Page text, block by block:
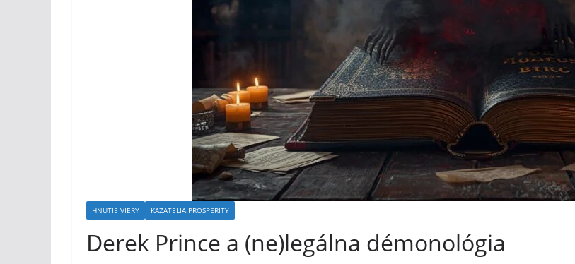
HNUTIE VIERY KAZATELIA PROSPERITY
Derek Prince a (ne)legálna démonológia